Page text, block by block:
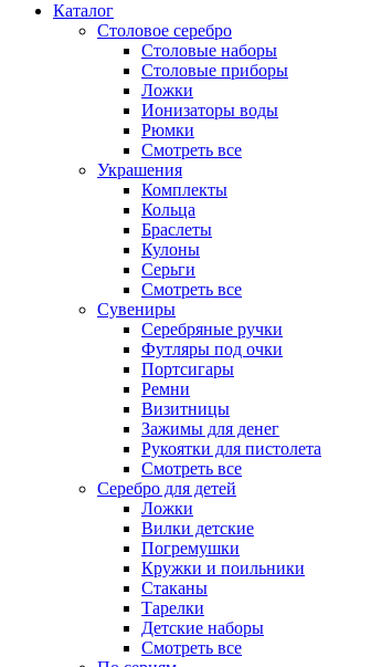
Каталог
Столовое серебро
Столовые наборы
Столовые приборы
Ложки
Ионизаторы воды
Рюмки
Смотреть все
Украшения
Комплекты
Кольца
Браслеты
Кулоны
Серьги
Смотреть все
Сувениры
Серебряные ручки
Футляры под очки
Портсигары
Ремни
Визитницы
Зажимы для денег
Рукоятки для пистолета
Смотреть все
Серебро для детей
Ложки
Вилки детские
Погремушки
Кружки и поильники
Стаканы
Тарелки
Детские наборы
Смотреть все